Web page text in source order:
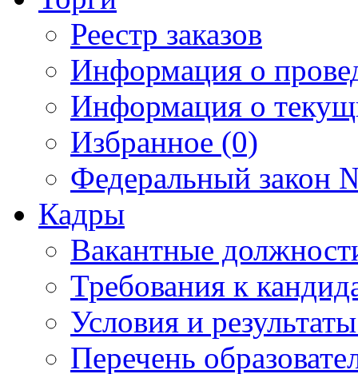
Реестр заказов
Информация о
Информация о
Избранное (0)
Федеральный закон
Кадры
Вакантные
Требования к
Условия и
Перечень